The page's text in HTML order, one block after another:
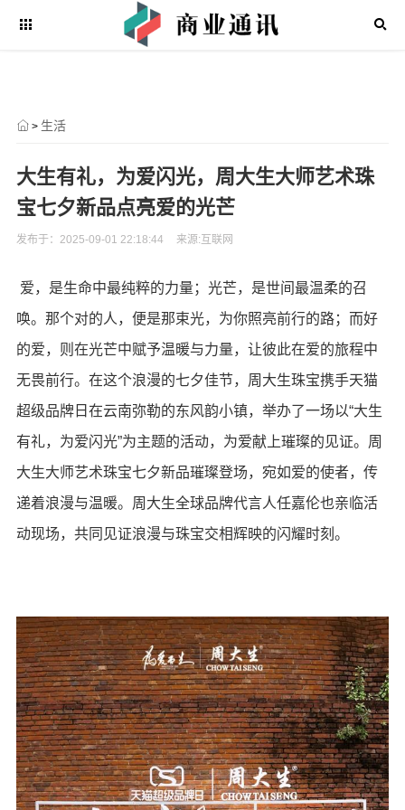
> 生活
大生有礼，为爱闪光，周大生大师艺术珠
宝七夕新品点亮爱的光芒
发布于：2025-09-01 22:18:44 来源:互联网
爱，是生命中最纯粹的力量；光芒，是世间最温柔的召
唤。那个对的人，便是那束光，为你照亮前行的路；而好
的爱，则在光芒中赋予温暖与力量，让彼此在爱的旅程中
无畏前行。在这个浪漫的七夕佳节，周大生珠宝携手天猫
超级品牌日在云南弥勒的东风韵小镇，举办了一场以“大生
有礼，为爱闪光”为主题的活动，为爱献上璀璨的见证。周
大生大师艺术珠宝七夕新品璀璨登场，宛如爱的使者，传
递着浪漫与温暖。周大生全球品牌代言人任嘉伦也亲临活
动现场，共同见证浪漫与珠宝交相辉映的闪耀时刻。